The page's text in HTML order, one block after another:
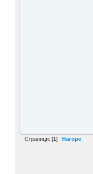
Страници: [1 ] Нагоре